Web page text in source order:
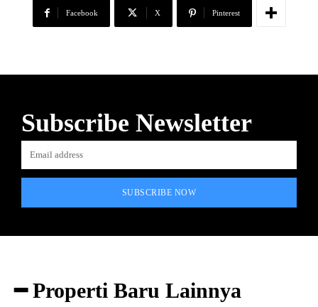
Facebook X Pinterest
Subscribe Newsletter
SUBSCRIBE NOW
━ Properti Baru Lainnya